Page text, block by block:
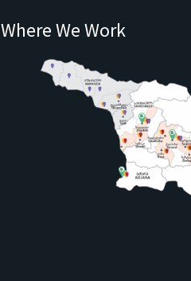
Where We Work